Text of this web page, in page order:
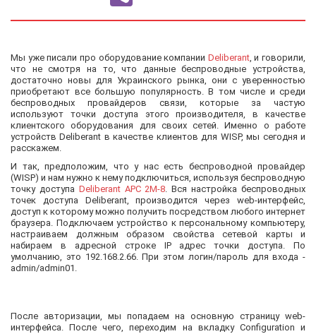
Мы уже писали про оборудование компании Deliberant, и говорили,
что не смотря на то, что данные беспроводные устройства,
достаточно новы для Украинского рынка, они с уверенностью
приобретают все большую популярность. В том числе и среди
беспроводных провайдеров связи, которые за частую
используют точки доступа этого производителя, в качестве
клиентского оборудования для своих сетей. Именно о работе
устройств Deliberant в качестве клиентов для WISP, мы сегодня и
расскажем.
И так, предположим, что у нас есть беспроводной провайдер
(WISP) и нам нужно к нему подключиться, используя беспроводную
точку доступа Deliberant APC 2M-8. Вся настройка беспроводных
точек доступа Deliberant, производится через web-интерфейс,
доступ к которому можно получить посредством любого интернет
браузера. Подключаем устройство к персональному компьютеру,
настраиваем должным образом свойства сетевой карты и
набираем в адресной строке IP адрес точки доступа. По
умолчанию, это 192.168.2.66. При этом логин/пароль для входа -
admin/admin01.
После авторизации, мы попадаем на основную страницу web-
интерфейса. После чего, переходим на вкладку Configuration и